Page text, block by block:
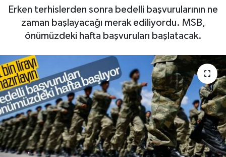
Erken terhislerden sonra bedelli başvurularının ne
zaman başlayacağı merak ediliyordu. MSB,
önümüzdeki hafta başvuruları başlatacak.
Son Dakika Haberleri